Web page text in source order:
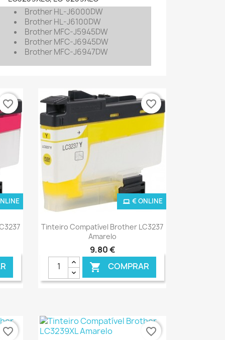
Brother HL-J6000DW
Brother HL-J6100DW
Brother MFC-J5945DW
Brother MFC-J6945DW
Brother MFC-J6947DW
favorite_border
Ver+
Tinteiro Compatível Brother LC3237
Amarelo
9,80 €
 COMPRAR
€ ONLINE
favorite_border
favorite_border
favorite_border